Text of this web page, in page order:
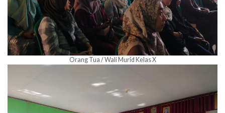
Orang Tua / Wali Murid Kelas X